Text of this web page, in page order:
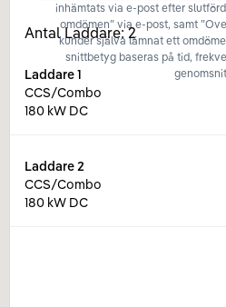
inhämtats via e-post efter
omdömen” via e-post, samt
kunder själva lämnat ett
snittbetyg baseras på tid,
Antal Laddare:2
Laddare1
CCS/Combo
180 kW DC
Laddare2
CCS/Combo
180 kW DC